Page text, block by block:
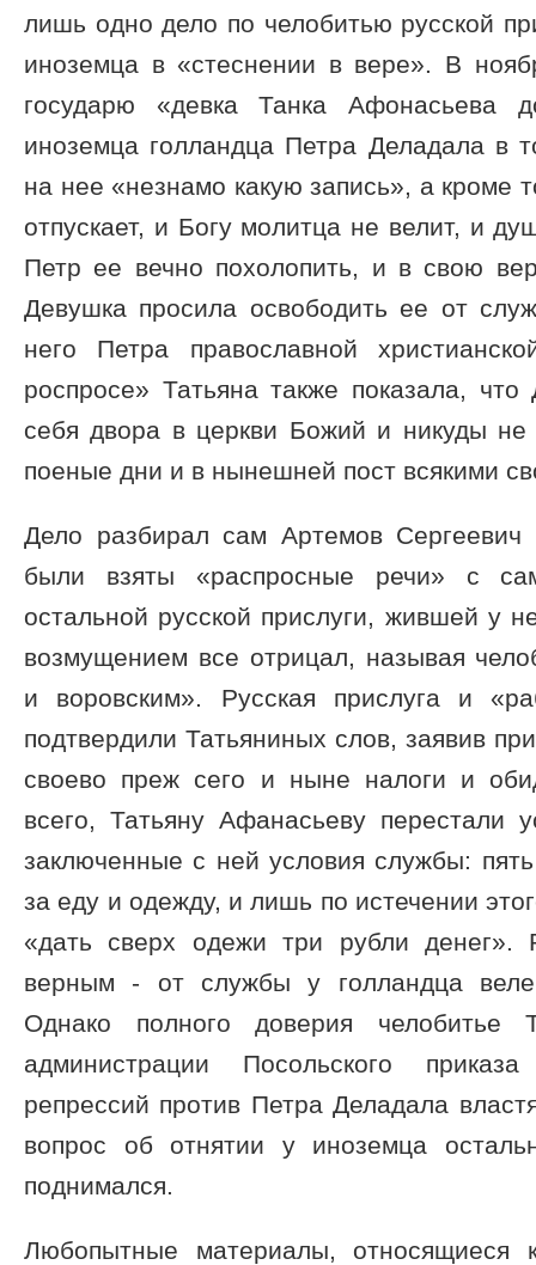
лишь одно дело по челобитью русской
иноземца в «стеснении в вере». В
государю «девка Танка Афонасьева
иноземца голландца Петра Деладала в
на нее «незнамо какую запись», а кроме
отпускает, и Богу молитца не велит, и
Петр ее вечно похолопить, и в свою
Девушка просила освободить ее от
него Петра православной
роспросе» Татьяна также показала,
себя двора в церкви Божий и никуды
поеные дни и в нынешней пост всякими
Дело разбирал сам Артемов
были взяты «распросные речи» с
остальной русской прислуги, жившей у
возмущением все отрицал, называя
и воровским». Русская прислуга и
подтвердили Татьяниных слов, заявив
своево преж сего и ныне налоги и
всего, Татьяну Афанасьеву перестали
заключенные с ней условия службы:
за еду и одежду, и лишь по истечении
«дать сверх одежи три рубли денег».
верным - от службы у голландца
Однако полного доверия челобитье
администрации Посольского
репрессий против Петра Деладала
вопрос об отнятии у иноземца
поднимался.
Любопытные материалы, относящиеся